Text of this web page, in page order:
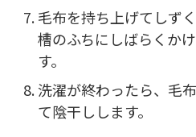
毛布を持ち上げてしず
槽のふちにしばらくか
す。
洗濯が終わったら、毛
て陰干しします。